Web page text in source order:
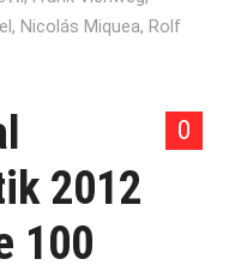
, Nicolás Miquea, Rolf
0
2012
100